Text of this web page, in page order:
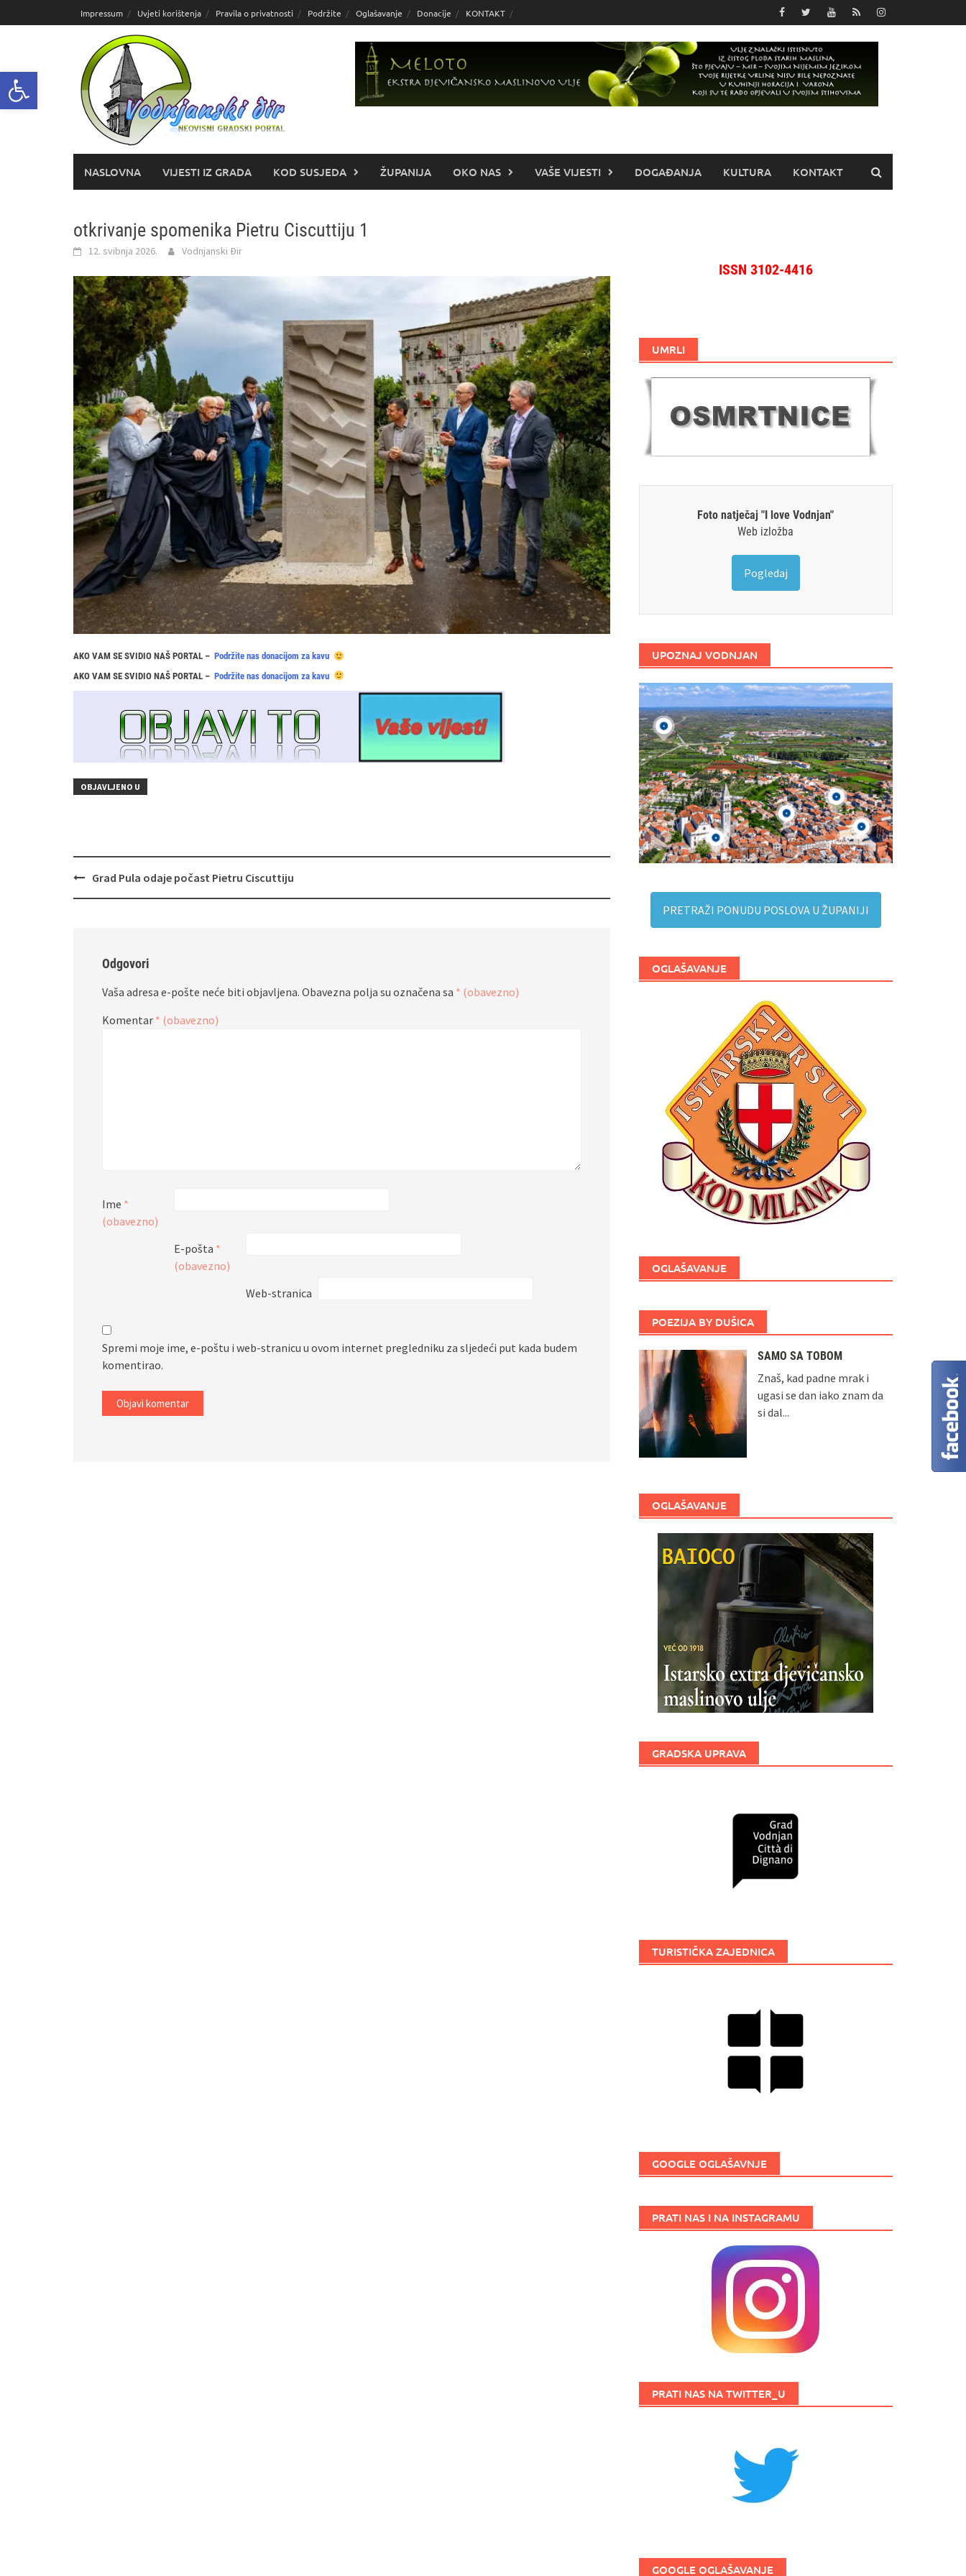
Open toolbar
do
Impressum Uvjeti korištenja Pravila o privatnosti Podržite Oglašavanje Donacije KONTAKT
NASLOVNA VIJESTI IZ GRADA KOD SUSJEDA ŽUPANIJA OKO NAS VAŠE VIJESTI DOGAĐANJA KULTURA KONTAKT
otkrivanje spomenika Pietru Ciscuttiju 1
12. svibnja 2026. Vodnjanski Đir
AKO VAM SE SVIDIO NAŠ PORTAL – Podržite nas donacijom za kavu
AKO VAM SE SVIDIO NAŠ PORTAL – Podržite nas donacijom za kavu
OBJAVLJENO U
Navigacija
Grad Pula odaje počast Pietru Ciscuttiju
Odgovori
Vaša adresa e-pošte neće biti objavljena. Obavezna polja su označena sa * (obavezno)
Komentar * (obavezno)
Ime *
(obavezno)
E-pošta *
(obavezno)
Web-stranica
Spremi moje ime, e-poštu i web-stranicu u ovom internet pregledniku za sljedeći put kada budem
komentirao.
ISSN 3102-4416
UMRLI
Foto natječaj "I love Vodnjan"
Web izložba
Pogledaj
UPOZNAJ VODNJAN
PRETRAŽI PONUDU POSLOVA U ŽUPANIJI
OGLAŠAVANJE
OGLAŠAVANJE
POEZIJA BY DUŠICA
SAMO SA TOBOM
Znaš, kad padne mrak i
ugasi se dan iako znam da
si dal...
OGLAŠAVANJE
GRADSKA UPRAVA
TURISTIČKA ZAJEDNICA
GOOGLE OGLAŠAVNJE
PRATI NAS I NA INSTAGRAMU
PRATI NAS NA TWITTER_U
GOOGLE OGLAŠAVANJE